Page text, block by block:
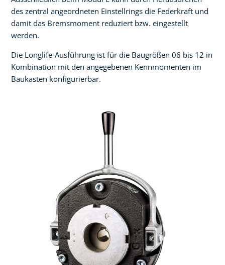
des zentral angeordneten Einstellrings die Federkraft und
damit das Bremsmoment reduziert bzw. eingestellt
werden.
Die Longlife-Ausführung ist für die Baugrößen 06 bis 12 in
Kombination mit den angegebenen Kennmomenten im
Baukasten konfigurierbar.